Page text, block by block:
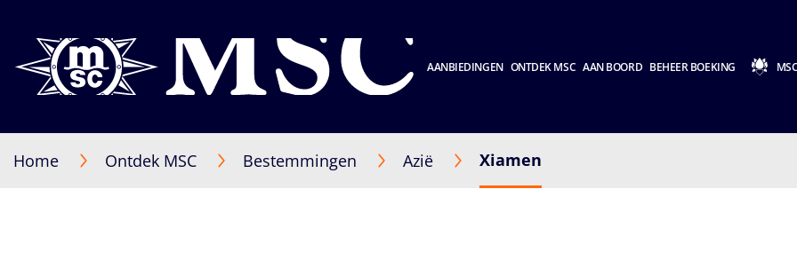
AANBIEDINGEN ONTDEK MSC AAN BOORD BEHEER BOEKING
Home Ontdek MSC Bestemmingen Azië Xiamen